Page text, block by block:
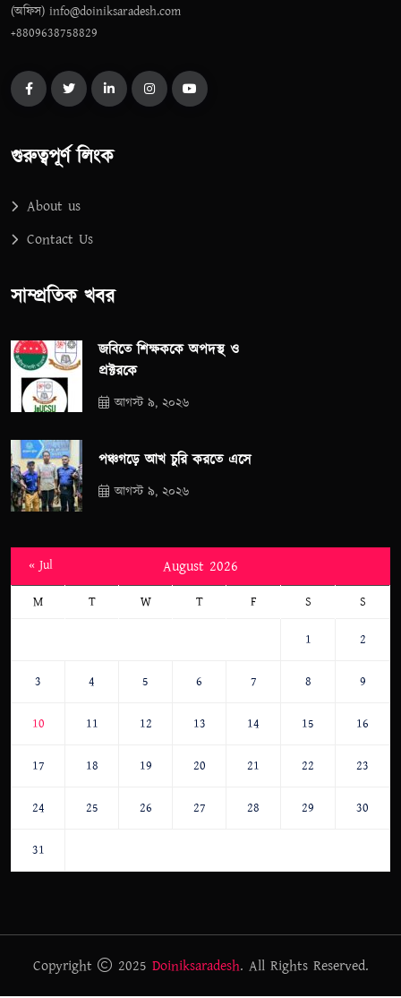
(অফিস) info@doiniksaradesh.com
+8809638758829
গুরুত্বপূর্ণ লিংক
About us
Contact Us
সাম্প্রতিক খবর
জবিতে শিক্ষককে অপদস্থ ও
প্রক্টরকে
আগস্ট ৯, ২০২৬
পঞ্চগড়ে আখ চুরি করতে এসে
আগস্ট ৯, ২০২৬
August 2026
M T W T F S S
1 2
3 4 5 6 7 8 9
10 11 12 13 14 15 16
17 18 19 20 21 22 23
24 25 26 27 28 29 30
31
« Jul
Copyright 2025 Doiniksaradesh. All Rights Reserved.